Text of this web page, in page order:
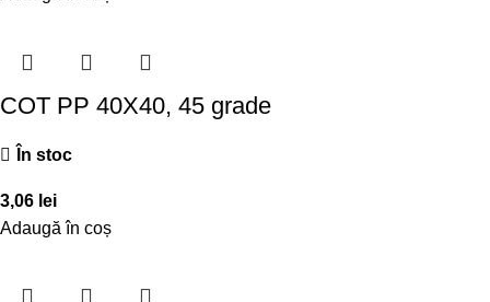
COT PP 40X40, 45 grade
În stoc
3,06 lei
Adaugă în coș